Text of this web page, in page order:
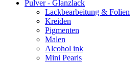
Pulver - Glanzlack
Lackbearbeitung & Folien
Kreiden
Pigmenten
Malen
Alcohol ink
Mini Pearls